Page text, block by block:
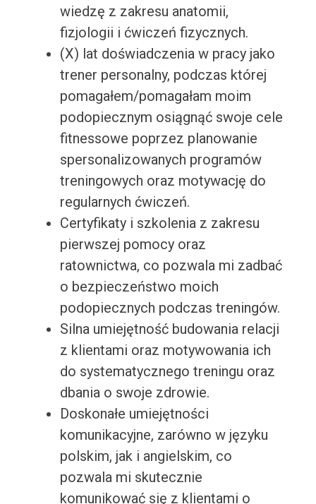
wiedzę z zakresu anatomii,
fizjologii i ćwiczeń fizycznych.
(X) lat doświadczenia w pracy jako
trener personalny, podczas której
pomagałem/pomagałam moim
podopiecznym osiągnąć swoje cele
fitnessowe poprzez planowanie
spersonalizowanych programów
treningowych oraz motywację do
regularnych ćwiczeń.
Certyfikaty i szkolenia z zakresu
pierwszej pomocy oraz
ratownictwa, co pozwala mi zadbać
o bezpieczeństwo moich
podopiecznych podczas treningów.
Silna umiejętność budowania relacji
z klientami oraz motywowania ich
do systematycznego treningu oraz
dbania o swoje zdrowie.
Doskonałe umiejętności
komunikacyjne, zarówno w języku
polskim, jak i angielskim, co
pozwala mi skutecznie
komunikować się z klientami o